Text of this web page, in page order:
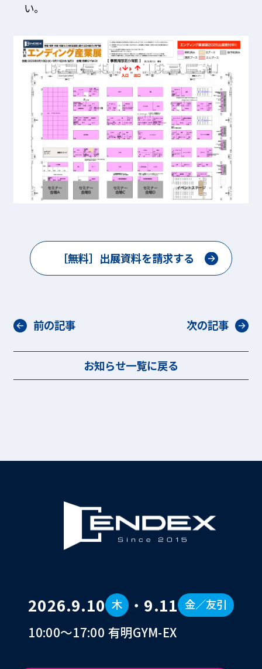
い。
［無料］出展資料を請求する
前の記事 次の記事
お知らせ一覧に戻る
2026.9.10 木 ・ 9.11 金／友引
10:00〜17:00 有明GYM-EX